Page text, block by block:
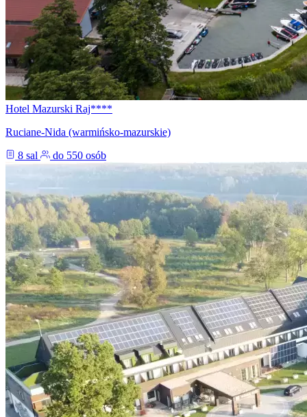
Hotel Mazurski Raj****
Ruciane-Nida (warmińsko-mazurskie)
8 sal
do 550 osób